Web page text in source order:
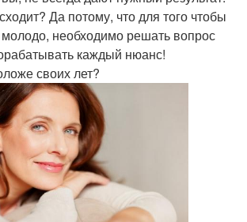
Да потому, что для того чтобы
молодо, необходимо решать вопрос
каждый нюанс!
своих лет?